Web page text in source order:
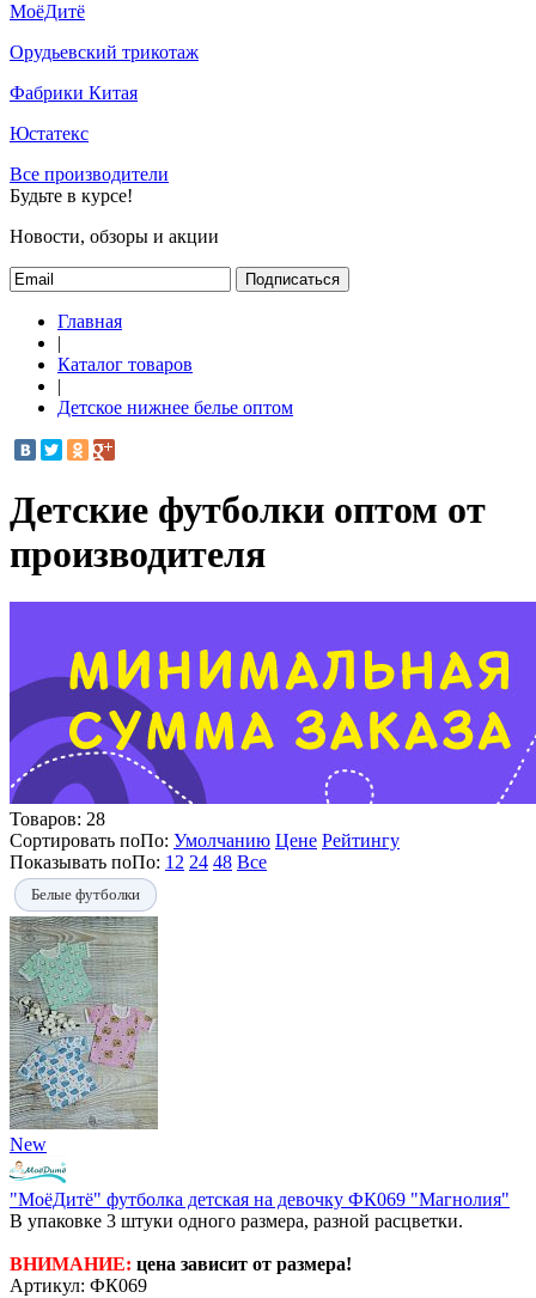
МоёДитё
Орудьевский трикотаж
Фабрики Китая
Юстатекс
Все производители
Будьте в курсе!
Новости, обзоры и акции
Подписаться
Главная
|
Каталог товаров
|
Детское нижнее белье оптом
Детские футболки оптом от
производителя
Товаров: 28
Сортировать поПо: Умолчанию Цене Рейтингу
Показывать поПо: 12 24 48 Все
Белые футболки
New
"МоёДитё" футболка детская на девочку ФК069 "Магнолия"
В упаковке 3 штуки одного размера, разной расцветки.
ВНИМАНИЕ: цена зависит от размера!
Артикул: ФК069